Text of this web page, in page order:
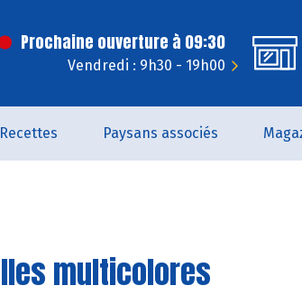
Prochaine ouverture à 09:30
Vendredi : 9h30 - 19h00
Recettes Paysans associés
multicolores